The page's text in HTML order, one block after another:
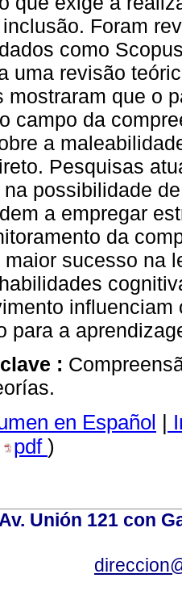
Foram
como
uma revisão
mostraram que o
campo da
a
Pesquisas
possibilidade
a empregar
da
sucesso na
para a
:
en Español |
pdf )
Av. Unión 121 con